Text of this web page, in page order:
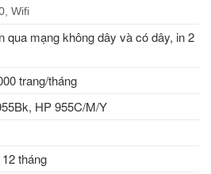
Wifi
qua mạng không dây và có dây, in 2
trang/tháng
HP 955C/M/Y
tháng